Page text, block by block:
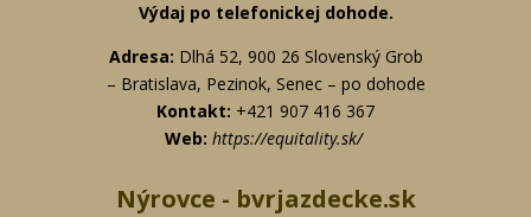
Výdaj po telefonickej dohode.
Adresa: Dlhá 52, 900 26 Slovenský Grob
– Bratislava, Pezinok, Senec – po dohode
Kontakt: +421 907 416 367
Web: https://equitality.sk/
Nýrovce - bvrjazdecke.sk